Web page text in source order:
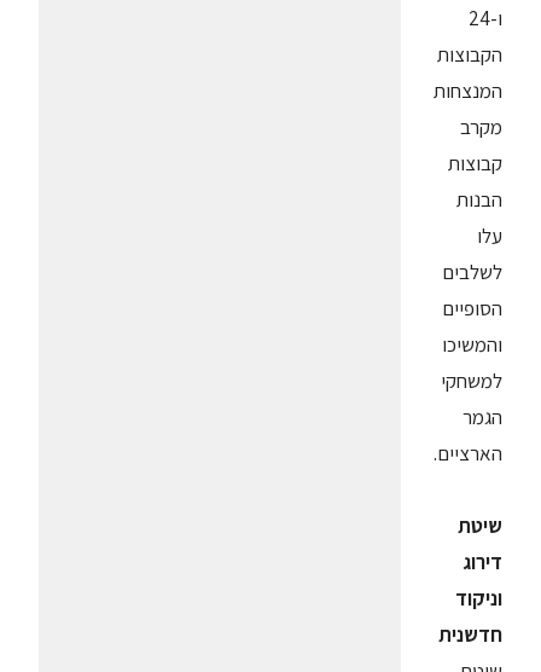
ו-24
הקבוצות
המנצחות
מקרב
קבוצות
הבנות
עלו
לשלבים
הסופיים
והמשיכו
למשחקי
הגמר
הארציים.
שיטת
דירוג
וניקוד
חדשנית